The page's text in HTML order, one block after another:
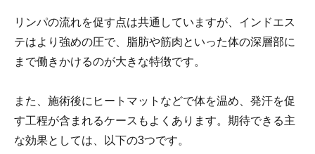
リンパの流れを促す点は共通していますが、インドエス
テはより強めの圧で、脂肪や筋肉といった体の深層部に
まで働きかけるのが大きな特徴です。
また、施術後にヒートマットなどで体を温め、発汗を促
す工程が含まれるケースもよくあります。期待できる主
な効果としては、以下の3つです。